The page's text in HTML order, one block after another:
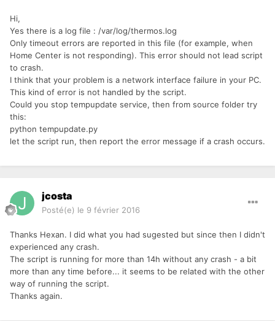
Hi,
Yes there is a log file : /var/log/thermos.log
Only timeout errors are reported in this file (for example, when
Home Center is not responding). This error should not lead script
to crash.
I think that your problem is a network interface failure in your PC.
This kind of error is not handled by the script.
Could you stop tempupdate service, then from source folder try
this:
python tempupdate.py
let the script run, then report the error message if a crash occurs.
jcosta
Posté(e) le 9 février 2016
Thanks Hexan. I did what you had sugested but since then I didn't
experienced any crash.
The script is running for more than 14h without any crash - a bit
more than any time before... it seems to be related with the other
way of running the script.
Thanks again.